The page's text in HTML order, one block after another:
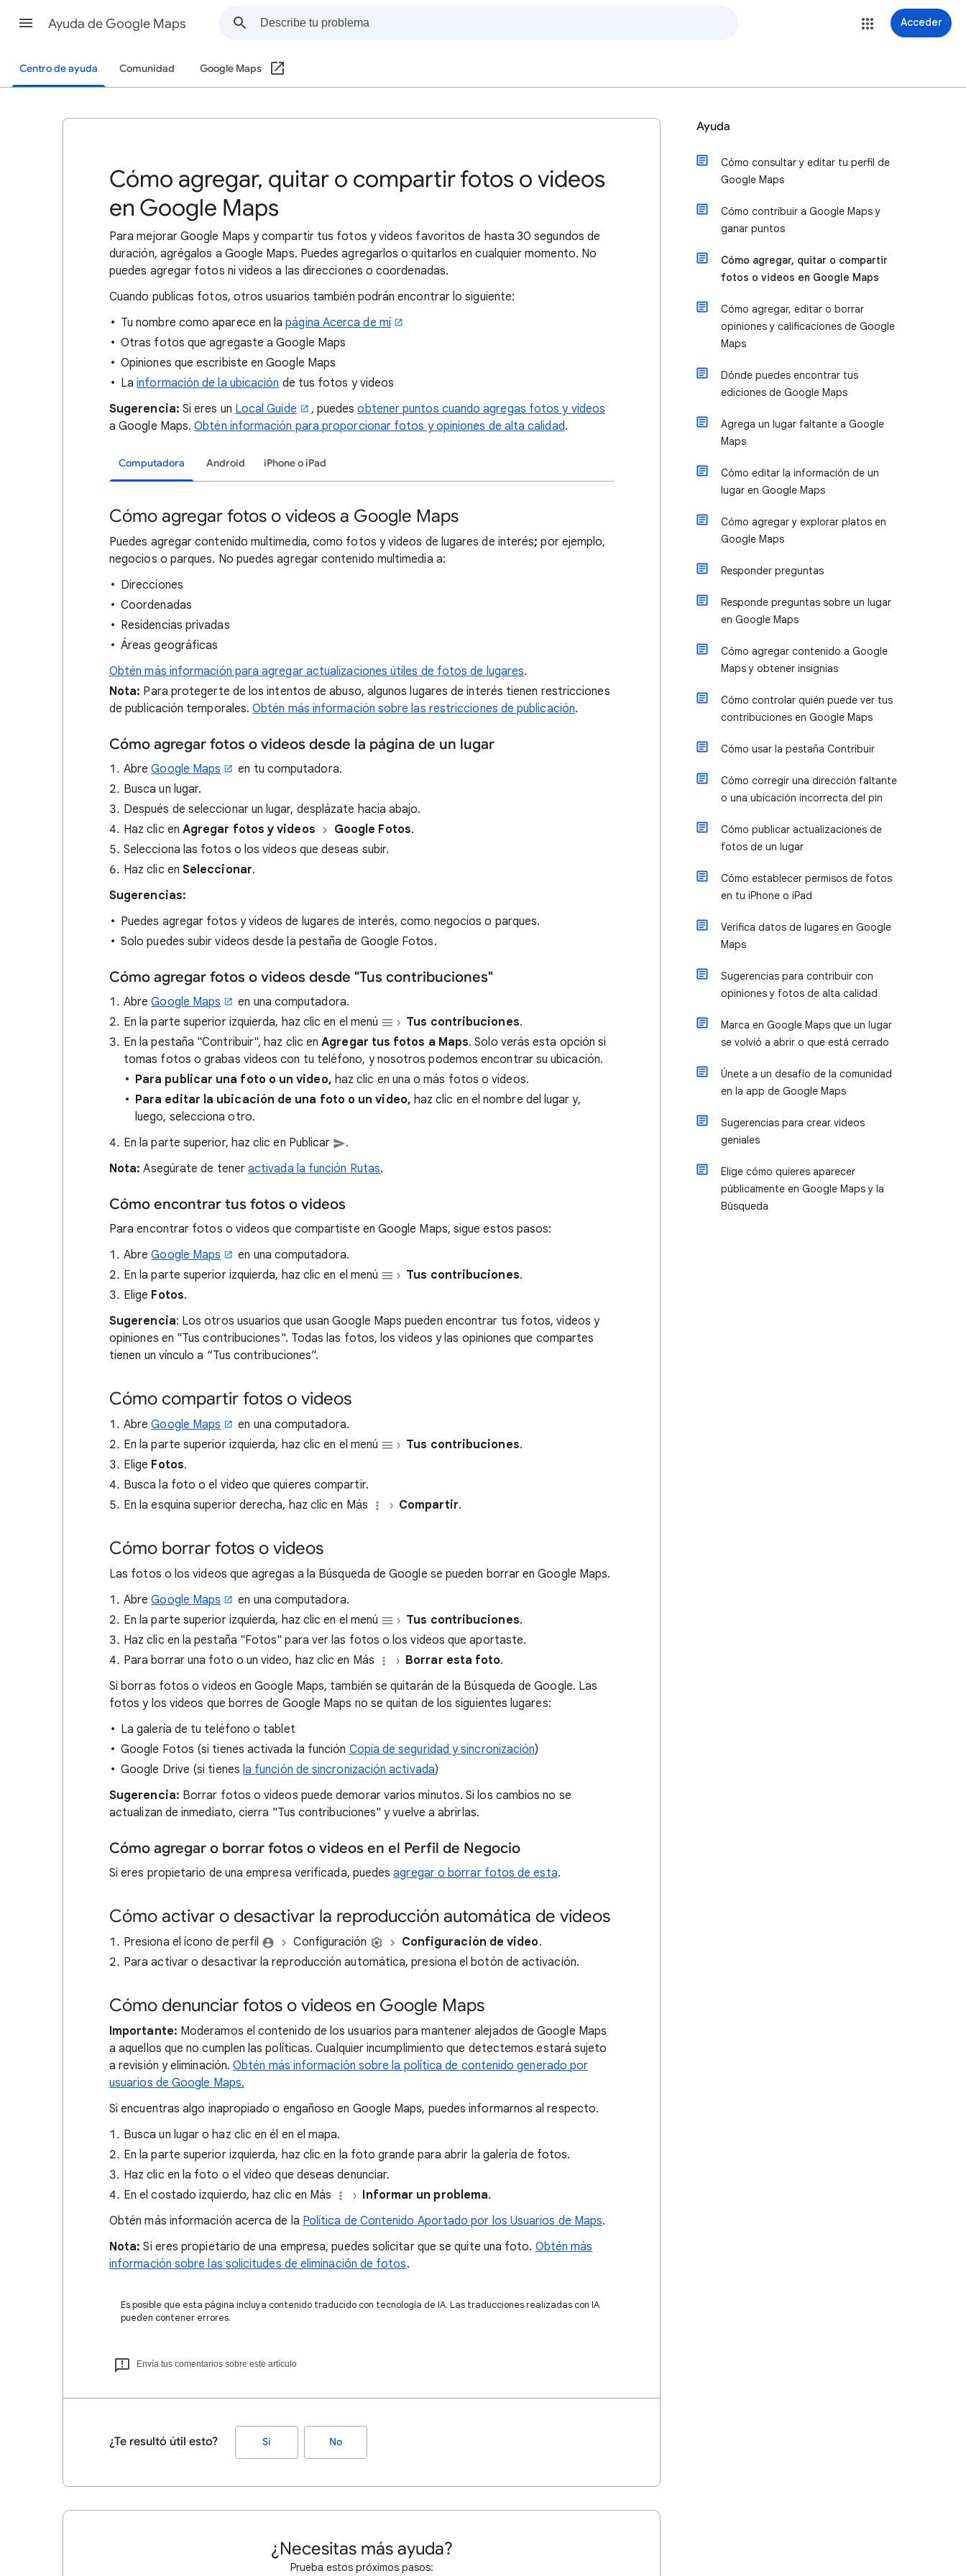
Ayuda de Google Maps Acceder
Centro de ayuda Comunidad Google Maps
Cómo agregar, quitar o compartir fotos o videos
en Google Maps
Para mejorar Google Maps y compartir tus fotos y videos favoritos de hasta 30 segundos de
duración, agrégalos a Google Maps. Puedes agregarlos o quitarlos en cualquier momento. No
puedes agregar fotos ni videos a las direcciones o coordenadas.
Cuando publicas fotos, otros usuarios también podrán encontrar lo siguiente:
Tu nombre como aparece en lapágina Acerca de mí
Otras fotos que agregaste a Google Maps
Opiniones que escribiste en Google Maps
Lainformación de la ubicación de tus fotos y videos
Sugerencia: Si eres un Local Guide , puedesobtener puntos cuando agregas fotos y videos
a Google Maps.Obtén información para proporcionar fotos y opiniones de alta calidad.
Computadora Android iPhone o iPad
Cómo agregar fotos o videos a Google Maps
Puedes agregar contenido multimedia, como fotos y videos de lugares de interés;por ejemplo,
negocios o parques. No puedes agregar contenido multimedia a:
Direcciones
Coordenadas
Residencias privadas
Áreas geográficas
Obtén más información para agregar actualizaciones útiles de fotos de lugares.
Nota: Para protegerte de los intentos de abuso, algunos lugares de interés tienen restricciones
de publicación temporales.Obtén más información sobre las restricciones de publicación.
Cómo agregar fotos o videos desde la página de un lugar
AbreGoogle Maps
en tu computadora.
Busca un lugar.
Después de seleccionar un lugar, desplázate hacia abajo.
Haz clic en Agregar fotos y videos Google Fotos.
Selecciona las fotos o los videos que deseas subir.
Haz clic en Seleccionar.
Sugerencias:
Puedes agregar fotos y videos de lugares de interés, como negocios o parques.
Solo puedes subir videos desde la pestaña de Google Fotos.
Cómo agregar fotos o videos desde "Tus contribuciones"
AbreGoogle Maps
en una computadora.
En la parte superior izquierda, haz clic en el menú
Tus contribuciones.
En la pestaña "Contribuir", haz clic enAgregar tus fotos a Maps. Solo verás esta opción si
tomas fotos o grabas videos con tu teléfono, y nosotros podemos encontrar su ubicación.
Para publicar una foto o un video, haz clic en una o más fotos o videos.
Para editar la ubicación de una foto o un video, haz clic en el nombre del lugar y,
luego, selecciona otro.
En la parte superior, haz clic en Publicar
.
Nota: Asegúrate de teneractivada la función Rutas.
Cómo encontrar tus fotos o videos
Para encontrar fotos o videos que compartiste en Google Maps, sigue estos pasos:
AbreGoogle Maps
en una computadora.
En la parte superior izquierda, haz clic en el menú
Tus contribuciones.
Elige Fotos.
Sugerencia: Los otros usuarios que usan Google Maps pueden encontrar tus fotos, videos y
opiniones en "Tus contribuciones". Todas las fotos, los videos y las opiniones que compartes
tienen un vínculo a “Tus contribuciones”.
Cómo compartir fotos o videos
AbreGoogle Maps
en una computadora.
En la parte superior izquierda, haz clic en el menú
Tus contribuciones.
Elige Fotos.
Busca la foto o el video que quieres compartir.
En la esquina superior derecha, haz clic en Más
Compartir.
Cómo borrar fotos o videos
Las fotos o los videos que agregas a la Búsqueda de Google se pueden borrar en Google Maps.
AbreGoogle Maps
en una computadora.
En la parte superior izquierda, haz clic en el menú
Tus contribuciones.
Haz clic en la pestaña "Fotos" para ver las fotos o los videos que aportaste.
Para borrar una foto o un video, haz clic en Más
Borrar esta foto.
Si borras fotos o videos en Google Maps, también se quitarán de la Búsqueda de Google. Las
fotos y los videos que borres de Google Maps no se quitan de los siguientes lugares:
La galería de tu teléfono o tablet
Google Fotos (si tienes activada la función Copia de seguridad y sincronización)
Google Drive (si tienes la función de sincronización activada)
Sugerencia: Borrar fotos o videos puede demorar varios minutos. Si los cambios no se
actualizan de inmediato, cierra "Tus contribuciones" y vuelve a abrirlas.
Cómo agregar o borrar fotos o videos en el Perfil de Negocio
Si eres propietario de una empresa verificada, puedesagregar o borrar fotos de esta.
Cómo activar o desactivar la reproducción automática de videos
Presiona el ícono de perfil Configuración Configuración de video.
Para activar o desactivar la reproducción automática, presiona el botón de activación.
Cómo denunciar fotos o videos en Google Maps
Importante: Moderamos el contenido de los usuarios para mantener alejados de Google Maps
a aquellos que no cumplen las políticas. Cualquier incumplimiento que detectemos estará sujeto
a revisión y eliminación.Obtén más información sobre la política de contenido generado por
usuarios de Google Maps.
Si encuentras algo inapropiado o engañoso en Google Maps, puedes informarnos al respecto.
Busca un lugar o haz clic en él en el mapa.
En la parte superior izquierda, haz clic en la foto grande para abrir la galería de fotos.
Haz clic en la foto o el video que deseas denunciar.
En el costado izquierdo, haz clic en Más
Informar un problema.
Obtén más información acerca de la Política de Contenido Aportado por los Usuarios de Maps.
Nota:Si eres propietario de una empresa, puedes solicitar que se quite una foto. Obtén más
información sobre las solicitudes de eliminación de fotos.
Es posible que esta página incluya contenido traducido con tecnología de IA. Las traducciones realizadas con IA
pueden contener errores.
Envía tus comentarios sobre este artículo
¿Te resultó útil esto? Sí No
¿Necesitas más ayuda?
Prueba estos próximos pasos:
Ayuda
Cómo consultar y editar tu perfil de
Google Maps
Cómo contribuir a Google Maps y
ganar puntos
Cómo agregar, quitar o compartir
fotos o videos en Google Maps
Cómo agregar, editar o borrar
opiniones y calificaciones de Google
Maps
Dónde puedes encontrar tus
ediciones de Google Maps
Agrega un lugar faltante a Google
Maps
Cómo editar la información de un
lugar en Google Maps
Cómo agregar y explorar platos en
Google Maps
Responder preguntas
Responde preguntas sobre un lugar
en Google Maps
Cómo agregar contenido a Google
Maps y obtener insignias
Cómo controlar quién puede ver tus
contribuciones en Google Maps
Cómo usar la pestaña Contribuir
Cómo corregir una dirección faltante
o una ubicación incorrecta del pin
Cómo publicar actualizaciones de
fotos de un lugar
Cómo establecer permisos de fotos
en tu iPhone o iPad
Verifica datos de lugares en Google
Maps
Sugerencias para contribuir con
opiniones y fotos de alta calidad
Marca en Google Maps que un lugar
se volvió a abrir o que está cerrado
Únete a un desafío de la comunidad
en la app de Google Maps
Sugerencias para crear videos
geniales
Elige cómo quieres aparecer
públicamente en Google Maps y la
Búsqueda